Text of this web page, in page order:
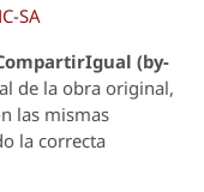
(by-
de la obra original,
las mismas
la correcta